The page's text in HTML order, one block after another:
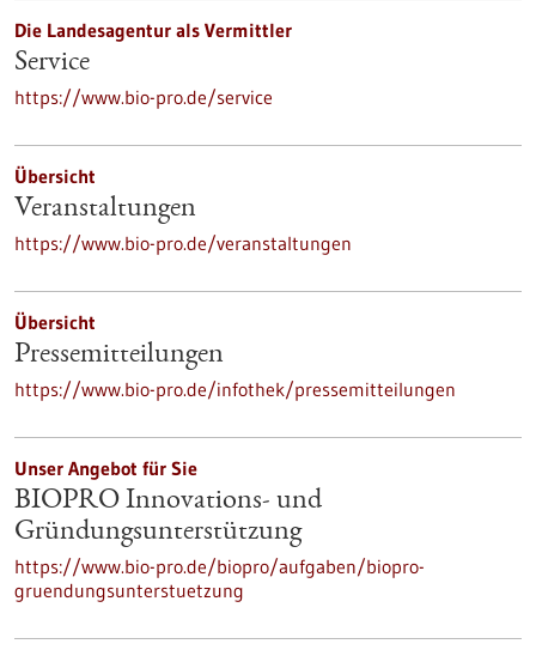
Die Landesagentur als Vermittler
Service
https://www.bio-pro.de/service
Übersicht
Veranstaltungen
https://www.bio-pro.de/veranstaltungen
Übersicht
Pressemitteilungen
https://www.bio-pro.de/infothek/pressemitteilungen
Unser Angebot für Sie
BIOPRO Innovations- und
Gründungsunterstützung
https://www.bio-pro.de/biopro/aufgaben/biopro-
gruendungsunterstuetzung